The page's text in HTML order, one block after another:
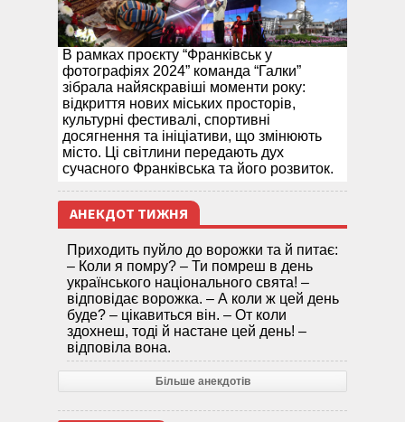
В рамках проєкту “Франківськ у
фотографіях 2024” команда “Галки”
зібрала найяскравіші моменти року:
відкриття нових міських просторів,
культурні фестивалі, спортивні
досягнення та ініціативи, що змінюють
місто. Ці світлини передають дух
сучасного Франківська та його розвиток.
АНЕКДОТ ТИЖНЯ
Приходить пуйло до ворожки та й питає:
– Коли я помру? – Ти помреш в день
українського національного свята! –
відповідає ворожка. – А коли ж цей день
буде? – цікавиться він. – От коли
здохнеш, тоді й настане цей день! –
відповіла вона.
Більше анекдотів